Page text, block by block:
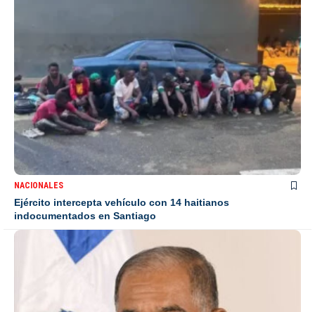
NACIONALES
Ejército intercepta vehículo con 14 haitianos
indocumentados en Santiago